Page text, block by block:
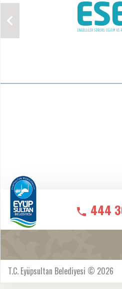
444
T.C. Eyüpsultan Belediyesi © 2026